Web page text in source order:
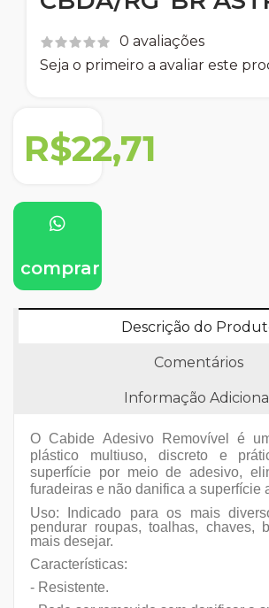
0 avaliações
Seja o primeiro a avaliar este
R$22,71
comprar
Descrição do
Comentários
Informação Adicional
O Cabide Adesivo Removível é
plástico multiuso, discreto e
superfície por meio de adesivo,
furadeiras e não danifica a superfície
Uso: Indicado para os mais
pendurar roupas, toalhas, chaves,
mais desejar.
Características:
- Resistente.